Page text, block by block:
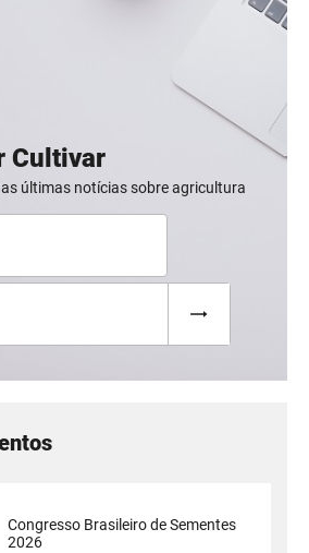
Cultivar
as últimas notícias sobre agricultura
Congresso Brasileiro de Sementes
2026